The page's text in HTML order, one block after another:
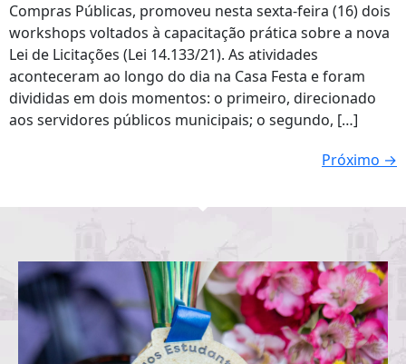
Compras Públicas, promoveu nesta sexta-feira (16) dois
workshops voltados à capacitação prática sobre a nova
Lei de Licitações (Lei 14.133/21). As atividades
aconteceram ao longo do dia na Casa Festa e foram
divididas em dois momentos: o primeiro, direcionado
aos servidores públicos municipais; o segundo, […]
Próximo →